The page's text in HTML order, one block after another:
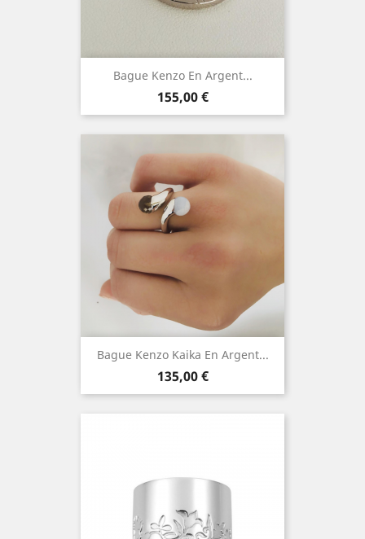
Bague Kenzo En Argent...
Prix
155,00 €
Bague Kenzo Kaika En Argent...
Prix
135,00 €